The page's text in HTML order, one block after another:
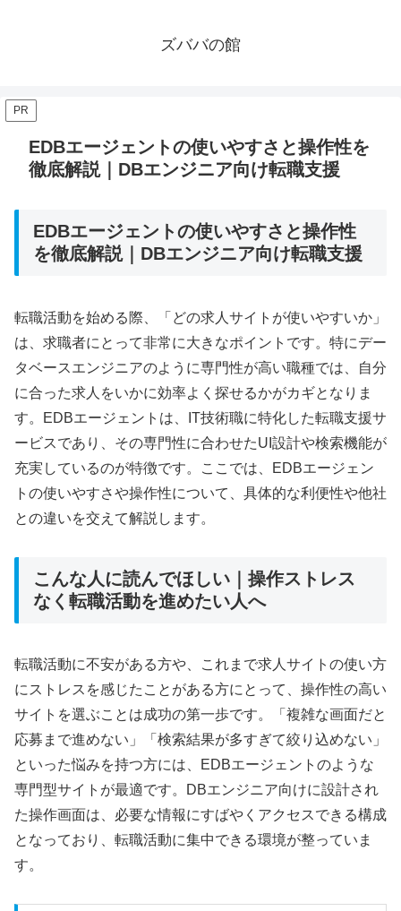
ズババの館
PR
EDBエージェントの使いやすさと操作性を
徹底解説｜DBエンジニア向け転職支援
EDBエージェントの使いやすさと操作性
を徹底解説｜DBエンジニア向け転職支援
転職活動を始める際、「どの求人サイトが使いやすいか」
は、求職者にとって非常に大きなポイントです。特にデー
タベースエンジニアのように専門性が高い職種では、自分
に合った求人をいかに効率よく探せるかがカギとなりま
す。EDBエージェントは、IT技術職に特化した転職支援サ
ービスであり、その専門性に合わせたUI設計や検索機能が
充実しているのが特徴です。ここでは、EDBエージェン
トの使いやすさや操作性について、具体的な利便性や他社
との違いを交えて解説します。
こんな人に読んでほしい｜操作ストレス
なく転職活動を進めたい人へ
転職活動に不安がある方や、これまで求人サイトの使い方
にストレスを感じたことがある方にとって、操作性の高い
サイトを選ぶことは成功の第一歩です。「複雑な画面だと
応募まで進めない」「検索結果が多すぎて絞り込めない」
といった悩みを持つ方には、EDBエージェントのような
専門型サイトが最適です。DBエンジニア向けに設計され
た操作画面は、必要な情報にすばやくアクセスできる構成
となっており、転職活動に集中できる環境が整っていま
す。